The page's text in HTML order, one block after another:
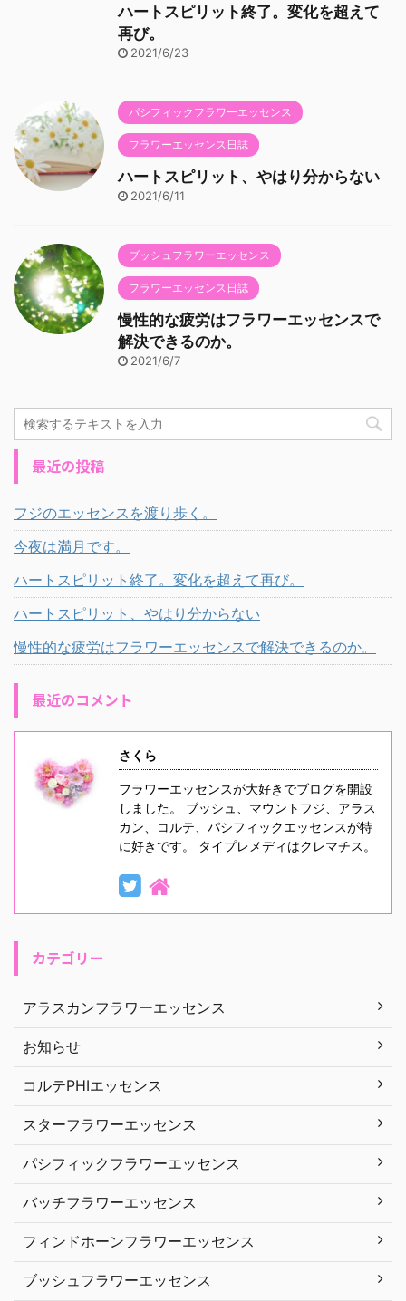
ハートスピリット終了。変化を超えて
再び。
2021/6/23
パシフィックフラワーエッセンス
フラワーエッセンス日誌
ハートスピリット、やはり分からない
2021/6/11
ブッシュフラワーエッセンス
フラワーエッセンス日誌
慢性的な疲労はフラワーエッセンスで
解決できるのか。
2021/6/7
最近の投稿
フジのエッセンスを渡り歩く。
今夜は満月です。
ハートスピリット終了。変化を超えて再び。
ハートスピリット、やはり分からない
慢性的な疲労はフラワーエッセンスで解決できるのか。
最近のコメント
さくら
フラワーエッセンスが大好きでブログを開設
しました。 ブッシュ、マウントフジ、アラス
カン、コルテ、パシフィックエッセンスが特
に好きです。 タイプレメディはクレマチス。
カテゴリー
アラスカンフラワーエッセンス
お知らせ
コルテPHIエッセンス
スターフラワーエッセンス
パシフィックフラワーエッセンス
バッチフラワーエッセンス
フィンドホーンフラワーエッセンス
ブッシュフラワーエッセンス